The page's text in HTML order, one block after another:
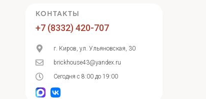
КОНТАКТЫ
+7 (8332) 420-707
г. Киров, ул. Ульяновская, 30
brickhouse43@yandex.ru
Сегодня с 8:00 до 19:00